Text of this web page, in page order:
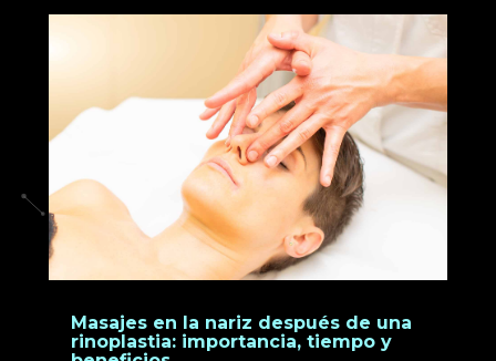
Masajes en la nariz después de una
rinoplastia: importancia, tiempo y